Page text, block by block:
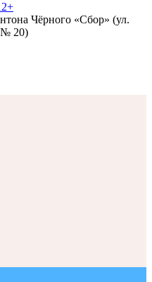
Чёрного «Сбор» (ул.
№ 20)